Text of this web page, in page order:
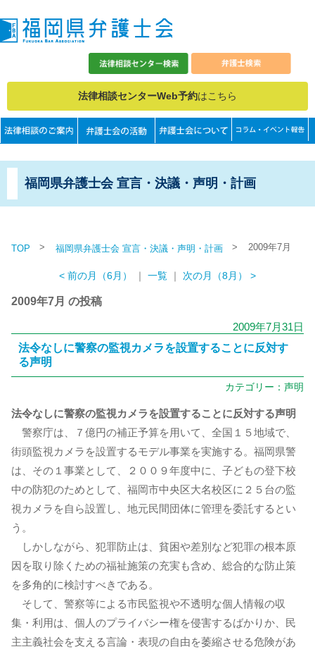
法律相談センターWeb予約はこちら
福岡県弁護士会 宣言・決議・声明・計画
TOP > 福岡県弁護士会 宣言・決議・声明・計画 > 2009年7月
< 前の月（6月） ｜ 一覧 ｜ 次の月（8月） >
2009年7月 の投稿
2009年7月31日
法令なしに警察の監視カメラを設置することに反対す
る声明
カテゴリー： 声明
法令なしに警察の監視カメラを設置することに反対する声明
警察庁は、７億円の補正予算を用いて、全国１５地域で、
街頭監視カメラを設置するモデル事業を実施する。福岡県警
は、その１事業として、２００９年度中に、子どもの登下校
中の防犯のためとして、福岡市中央区大名校区に２５台の監
視カメラを自ら設置し、地元民間団体に管理を委託するとい
う。
しかしながら、犯罪防止は、貧困や差別など犯罪の根本原
因を取り除くための福祉施策の充実も含め、総合的な防止策
を多角的に検討すべきである。
そして、警察等による市民監視や不透明な個人情報の収
集・利用は、個人のプライバシー権を侵害するばかりか、民
主主義社会を支える言論・表現の自由を萎縮させる危険があ